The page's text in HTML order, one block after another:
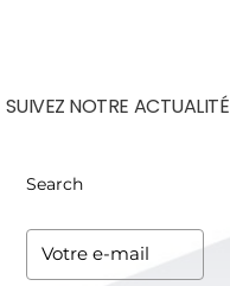
SUIVEZ NOTRE ACTUALITÉ
Search